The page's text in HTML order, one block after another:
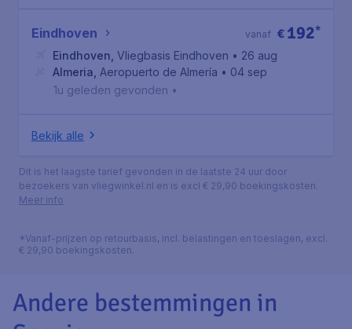
Eindhoven € 192*
vanaf
Eindhoven Vliegbasis Eindhoven • 26 aug
Almeria Aeropuerto de Almería • 04 sep
1u geleden gevonden •
Bekijk alle
Dit is het laagste tarief gevonden in de laatste 24 uur door
bezoekers van vliegwinkel.nl en is excl € 29,90 boekingskosten.
Meer info
*Vanaf-prijzen op retourbasis, incl. belastingen en toeslagen, excl.
€ 29,90 boekingskosten.
Andere bestemmingen in